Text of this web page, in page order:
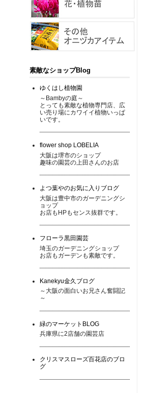
素敵なショップBlog
ゆくはし植物園
～Bambyの庭～
とっても素敵な植物専門店、広
い売り場にカワイイ植物いっぱ
いです。
flower shop LOBELIA
大阪は堺市のショップ
趣味の園芸の上田さんのお店
よつ葉やのお気に入りブログ
大阪は豊中市のガーデニングシ
ョップ
お店もHPもセンス抜群です。
フローラ黒田園芸
埼玉のガーデニングショップ
お店もガーデンも素敵です。
Kanekyu金久ブログ
～大阪の面白いお兄さん奮闘記
～
緑のマーケットBLOG
兵庫県に2店舗の園芸店
クリスマスローズ百花店のブロ
グ